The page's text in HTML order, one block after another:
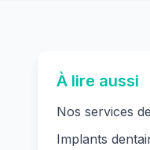
À lire aussi
Nos services
Implants